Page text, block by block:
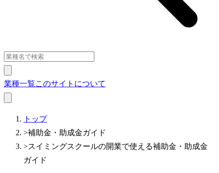
業種一覧このサイトについて
トップ
>補助金・助成金ガイド
>スイミングスクールの開業で使える補助金・助成金
ガイド